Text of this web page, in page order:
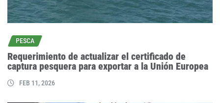
PESCA
Requerimiento de actualizar el certificado de
captura pesquera para exportar a la Unión Europea
FEB 11, 2026